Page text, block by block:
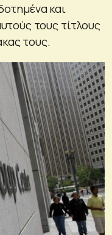
και
τους τίτλους
τους.